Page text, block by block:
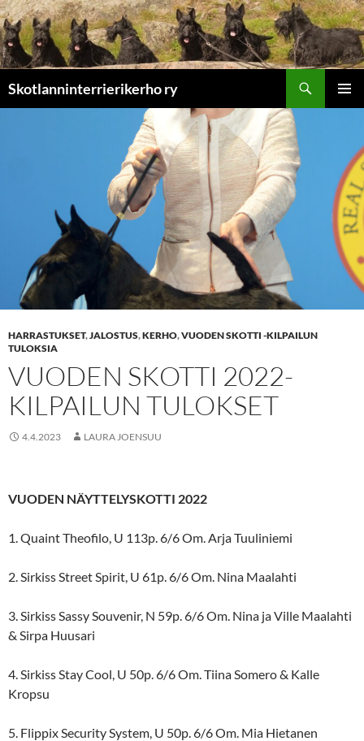
Skotlanninterrierikerho ry
HARRASTUKSET,JALOSTUS,KERHO,VUODEN SKOTTI -KILPAILUN
TULOKSIA
VUODEN SKOTTI 2022-
KILPAILUN TULOKSET
4.4.2023 LAURA JOENSUU
VUODEN NÄYTTELYSKOTTI 2022
1. Quaint Theofilo, U 113p. 6/6 Om. Arja Tuuliniemi
2. Sirkiss Street Spirit, U 61p. 6/6 Om. Nina Maalahti
3.Sirkiss Sassy Souvenir, N 59p. 6/6 Om. Nina ja Ville Maalahti
& Sirpa Huusari
4. Sirkiss Stay Cool, U 50p. 6/6 Om. Tiina Somero & Kalle
Kropsu
5. Flippix Security System, U 50p. 6/6 Om. Mia Hietanen